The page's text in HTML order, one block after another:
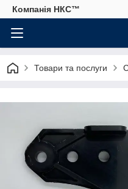
Компанія НКС™
Товари та послуги